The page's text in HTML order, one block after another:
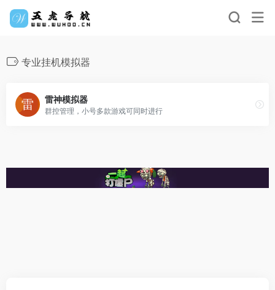
专业挂机模拟器
雷神模拟器
群控管理，小号多款游戏可同时进行